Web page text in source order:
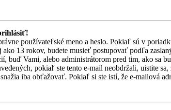
používateľské meno a heslo. Pokiaľ sú v
ako 13 rokov, budete musieť postupovať podľa
buď Vami, alebo administrátorom pred tim, ako
pokiaľ ste tento e-mail neobdržali, uistite
iba obťažovať. Pokiaľ si ste istí, že e-mailová